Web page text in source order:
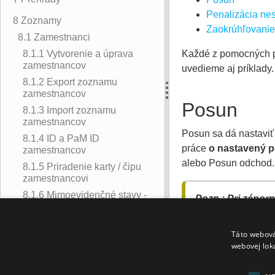
8 Zoznamy
8.1 Zamestnanci
8.1.1 Vytvorenie a úprava
zamestnancov
8.1.2 Export zoznamu
zamestnancov
8.1.3 Import zoznamu
zamestnancov
8.1.4 ID a PaM ID
zamestnancov
8.1.5 Priradenie karty / čipu
zamestnancovi
8.1.6 Mimoevidenčné stavy -
Penalizácia
Zaokrúhľovanie
Každé z pomocných
uvedieme aj príklady.
Posun
Posun sa dá
práce o nastavený
alebo Posun odchod.
Pozn.: Pri
plusových
Využíva sa najmä
Táto
webovej